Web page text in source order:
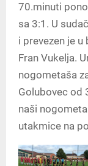
70.minuti
sa 3:1. U
i prevezen je
Fran Vukelja.
nogometaša
Golubovec od
naši
utakmice na